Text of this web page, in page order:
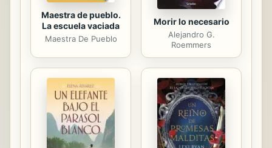
Maestra de pueblo.
La escuela vaciada
Maestra De Pueblo
Morir lo necesario
Alejandro G.
Roemmers